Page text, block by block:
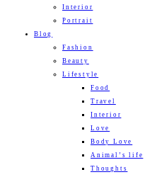
Interior
Portrait
Blog
Fashion
Beauty
Lifestyle
Food
Travel
Interior
Love
Body Love
Animal’s life
Thoughts